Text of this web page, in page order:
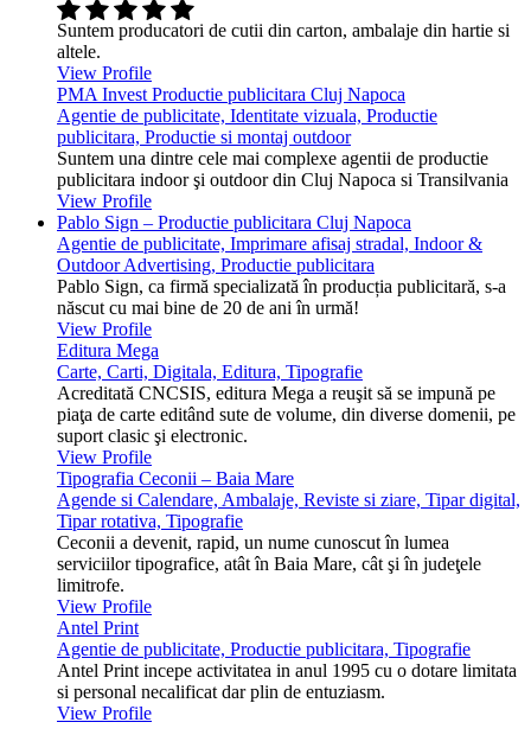
Suntem producatori de cutii din carton, ambalaje din hartie si
altele.
View Profile
PMA Invest Productie publicitara Cluj Napoca
Agentie de publicitate, Identitate vizuala, Productie
publicitara, Productie si montaj outdoor
Suntem una dintre cele mai complexe agentii de productie
publicitara indoor şi outdoor din Cluj Napoca si Transilvania
View Profile
Pablo Sign – Productie publicitara Cluj Napoca
Agentie de publicitate, Imprimare afisaj stradal, Indoor &
Outdoor Advertising, Productie publicitara
Pablo Sign, ca firmă specializată în producția publicitară, s-a
născut cu mai bine de 20 de ani în urmă!
View Profile
Editura Mega
Carte, Carti, Digitala, Editura, Tipografie
Acreditată CNCSIS, editura Mega a reuşit să se impună pe
piaţa de carte editând sute de volume, din diverse domenii, pe
suport clasic şi electronic.
View Profile
Tipografia Ceconii – Baia Mare
Agende si Calendare, Ambalaje, Reviste si ziare, Tipar digital,
Tipar rotativa, Tipografie
Ceconii a devenit, rapid, un nume cunoscut în lumea
serviciilor tipografice, atât în Baia Mare, cât şi în judeţele
limitrofe.
View Profile
Antel Print
Agentie de publicitate, Productie publicitara, Tipografie
Antel Print incepe activitatea in anul 1995 cu o dotare limitata
si personal necalificat dar plin de entuziasm.
View Profile